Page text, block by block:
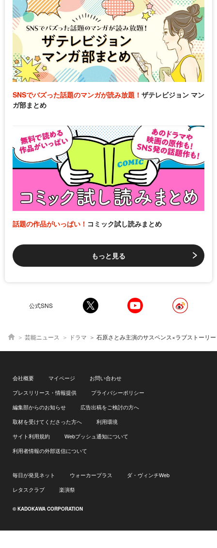
SNSでバズった話題のマンガが読み放題！ ザテレビジョン マン
ガ部まとめ
話題の作品がいっぱい！ コミック試し読みまとめ
もっと見る
公式SNS
芸能ニュース ドラマ 石原さとみ主演のサスペンス×ラブストーリー「Destiny」が総合1位 TVerの4～6月期｢番組再生数ランキン
会社概要 マイページ
お問い合わせ
プレスリリース・情報提供
プライバシーポリシー
編集部からのお知らせ
広告出稿をご検討の方へ
取材を受けてくださった方へ
利用環境
サイト利用規約
Webプッシュ通知について
利用者情報の外部送信について
毎日が発見ネット ウォーカープラス
ダ・ヴィンチWeb
レタスクラブ
楽演祭
© KADOKAWA CORPORATION